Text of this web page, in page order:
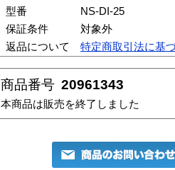
型番
NS-DI-25
保証条件
対象外
返品について
特定商取引法に基
商品番号 20961343
本商品は販売を終了しました